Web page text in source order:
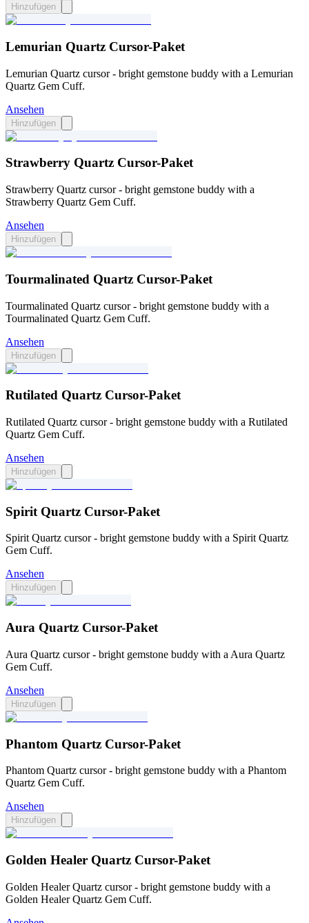
Hinzufügen
Lemurian Quartz Cursor-Paket
Lemurian Quartz cursor - bright gemstone buddy with a Lemurian
Quartz Gem Cuff.
Ansehen
Hinzufügen
Strawberry Quartz Cursor-Paket
Strawberry Quartz cursor - bright gemstone buddy with a
Strawberry Quartz Gem Cuff.
Ansehen
Hinzufügen
Tourmalinated Quartz Cursor-Paket
Tourmalinated Quartz cursor - bright gemstone buddy with a
Tourmalinated Quartz Gem Cuff.
Ansehen
Hinzufügen
Rutilated Quartz Cursor-Paket
Rutilated Quartz cursor - bright gemstone buddy with a Rutilated
Quartz Gem Cuff.
Ansehen
Hinzufügen
Spirit Quartz Cursor-Paket
Spirit Quartz cursor - bright gemstone buddy with a Spirit Quartz
Gem Cuff.
Ansehen
Hinzufügen
Aura Quartz Cursor-Paket
Aura Quartz cursor - bright gemstone buddy with a Aura Quartz
Gem Cuff.
Ansehen
Hinzufügen
Phantom Quartz Cursor-Paket
Phantom Quartz cursor - bright gemstone buddy with a Phantom
Quartz Gem Cuff.
Ansehen
Hinzufügen
Golden Healer Quartz Cursor-Paket
Golden Healer Quartz cursor - bright gemstone buddy with a
Golden Healer Quartz Gem Cuff.